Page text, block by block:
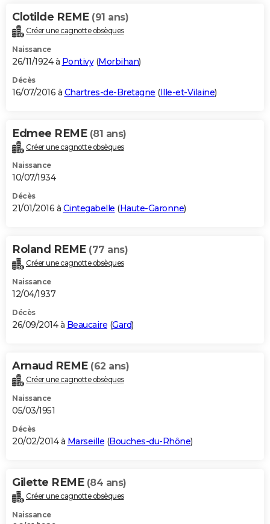
Clotilde REME (91 ans)
Créer une cagnotte obsèques
Naissance
26/11/1924 à Pontivy(Morbihan)
Décès
16/07/2016 à Chartres-de-Bretagne (Ille-et-Vilaine)
Edmee REME (81 ans)
Créer une cagnotte obsèques
Naissance
10/07/1934
Décès
21/01/2016 à Cintegabelle (Haute-Garonne)
Roland REME (77 ans)
Créer une cagnotte obsèques
Naissance
12/04/1937
Décès
26/09/2014 à Beaucaire (Gard)
Arnaud REME (62 ans)
Créer une cagnotte obsèques
Naissance
05/03/1951
Décès
20/02/2014 à Marseille (Bouches-du-Rhône)
Gilette REME (84 ans)
Créer une cagnotte obsèques
Naissance